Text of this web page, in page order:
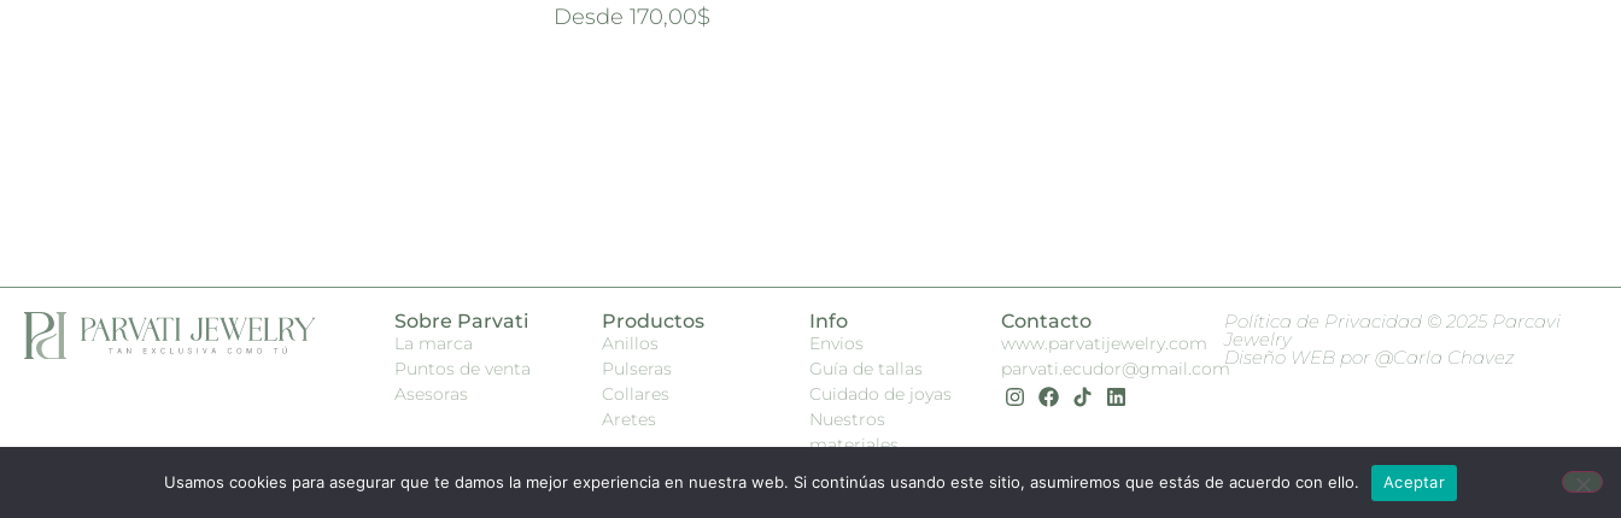
Desde 170,00$
Sobre Parvati
La marca
Puntos de venta
Asesoras
Productos
Anillos
Pulseras
Collares
Aretes
Info
Envios
Guía de tallas
Cuidado de joyas
Nuestros
materiales
Contacto
www.parvatijewelry.com
parvati.ecudor@gmail.com
Política de Privacidad © 2025 Parcavi
Jewelry
Diseño WEB por @Carla Chavez
Usamos cookies para asegurar que te damos la mejor experiencia en nuestra web. Si continúas usando este sitio, asumiremos que estás de acuerdo con ello. Aceptar